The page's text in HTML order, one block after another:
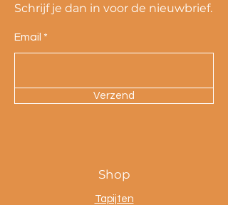
Schrijf je dan in voor de nieuwbrief.
Email
Verzend
Shop
Tapijten